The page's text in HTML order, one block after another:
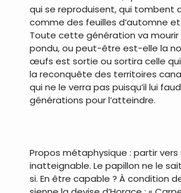
qui se reproduisent, qui tombent
comme des feuilles d’automne
Toute cette génération va mourir
pondu, ou peut-être est-elle la
œufs est sortie ou sortira celle
la reconquête des territoires
qui ne le verra pas puisqu’il lui
générations pour l’atteindre.
Propos métaphysique : partir vers
inatteignable. Le papillon ne le
si. En être capable ? À condition